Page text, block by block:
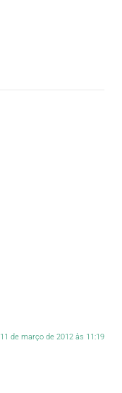
11 de março de 2012 às 11:19